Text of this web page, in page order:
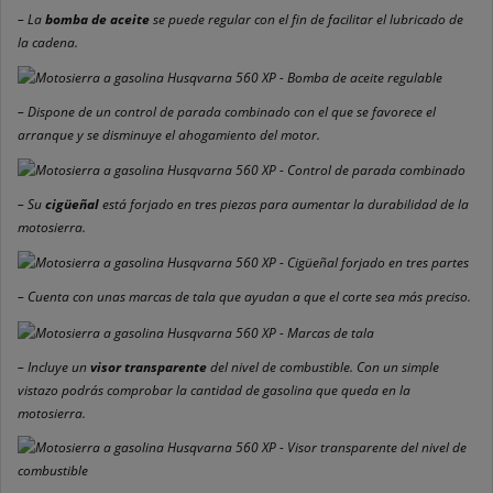
– Labomba de aceitese puede regular con el fin de facilitar el lubricado de
la cadena.
– Dispone de un control de parada combinado con el que se favorece el
arranque y se disminuye el ahogamiento del motor.
– Sucigüeñalestá forjado en tres piezas para aumentar la durabilidad de la
motosierra.
– Cuenta con unas marcas de tala que ayudan a que el corte sea más preciso.
– Incluye unvisor transparentedel nivel de combustible. Con un simple
vistazo podrás comprobar la cantidad de gasolina que queda en la
motosierra.